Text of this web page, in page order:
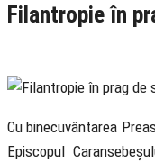
Filantropie în
Cu binecuvântarea
Episcopul